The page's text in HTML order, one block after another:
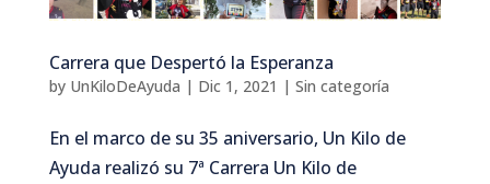
Carrera que Despertó la Esperanza
by UnKiloDeAyuda | Dic 1, 2021 | Sin categoría
En el marco de su 35 aniversario, Un Kilo de
Ayuda realizó su 7ª Carrera Un Kilo de